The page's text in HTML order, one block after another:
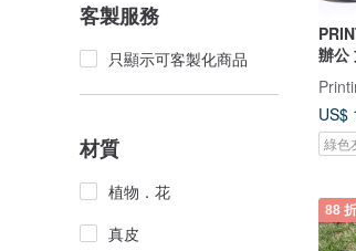
客製服務
只顯示可客製化商品
材質
植物．花
真皮
辦公
US$
綠色
88 折